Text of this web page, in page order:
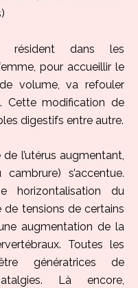
résident dans les
pour accueillir le
volume, va refouler
Cette modification de
digestifs entre autre.
l’utérus augmentant,
s’accentue.
horizontalisation du
de tensions de certains
augmentation de la
Toutes les
génératrices de
Là encore,